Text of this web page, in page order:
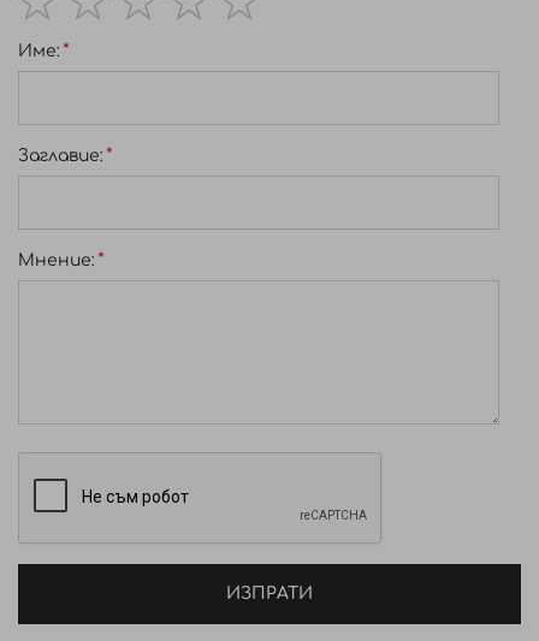
star
stars
stars
stars
stars
Име:
Заглавиe:
Мнение:
ИЗПРАТИ